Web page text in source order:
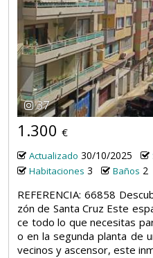
37
1.300 €
Actualizado 30/10/2025
Habitaciones 3 Baños 2
REFERENCIA: 66858
zón de Santa Cruz Este
ce todo lo que necesitas
o en la segunda planta de
vecinos y ascensor, este